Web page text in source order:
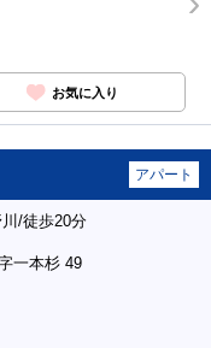
お気に入り
アパート
/徒歩20分
一本杉 49